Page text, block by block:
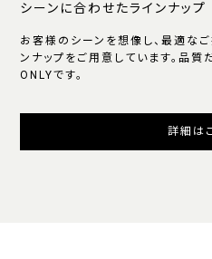
シーンに合わせたラインナップ
お客様のシーンを想像し、最適な
ンナップをご用意しています。品
ONLYです。
詳細は